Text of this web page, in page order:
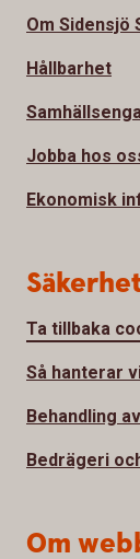
Om Sidensjö
Hållbarhet
Jobba hos
Ekonomisk
Ta tillbaka
Så hanterar
Behandling
Bedrägeri
Om